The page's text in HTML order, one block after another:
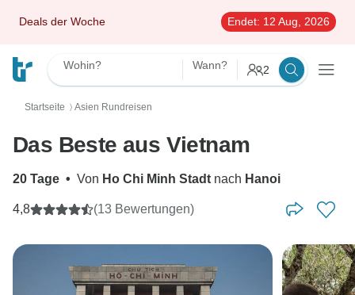
Deals der Woche Endet: 12 Aug, 2026
Wohin? Wann? 2
Startseite 〉 Asien Rundreisen
Das Beste aus Vietnam
20 Tage • Von Ho Chi Minh Stadt nach Hanoi
4,8 (13 Bewertungen)